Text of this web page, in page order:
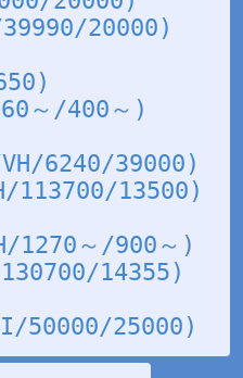
20000)
～/400～)
6240/39000)
113700/13500)
1270～/900～)
14355)
50000/25000)